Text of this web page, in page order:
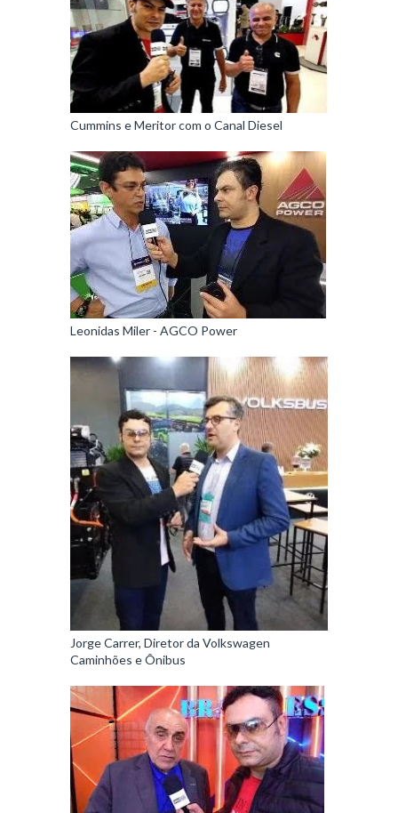
Cummins e Meritor com o Canal Diesel
Leonidas Miler - AGCO Power
Jorge Carrer, Diretor da Volkswagen
Caminhões e Ônibus